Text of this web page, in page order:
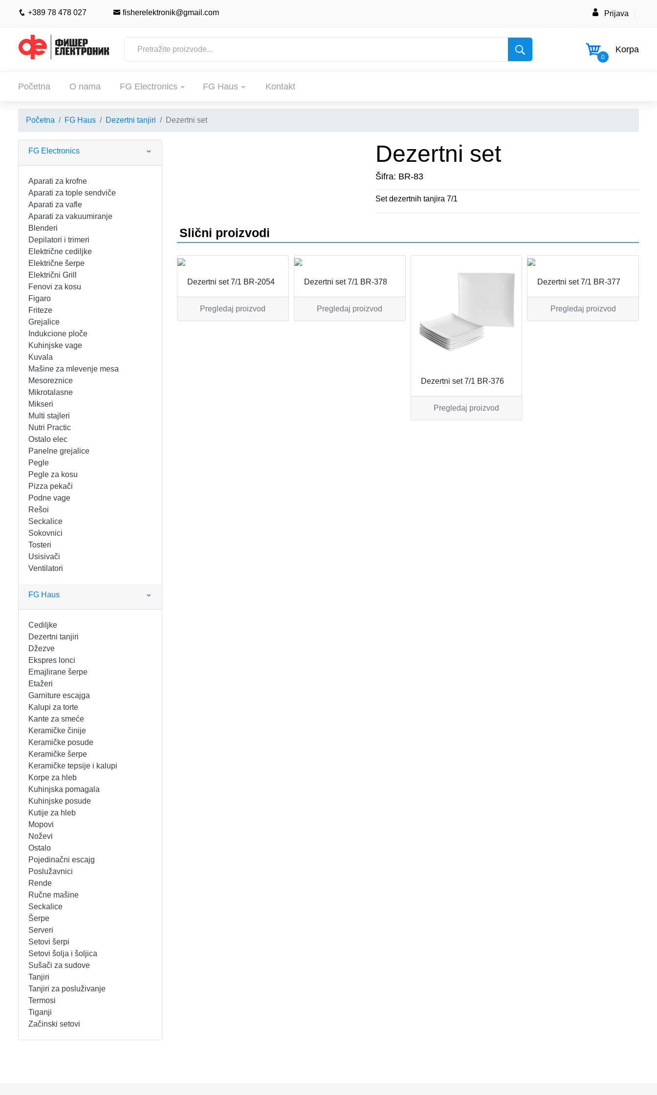
+389 78 478 027 fisherelektronik@gmail.com Prijava
0
Korpa
Početna O nama FG Electronics FG Haus Kontakt
POČETNA
APARATI ZA KROFNE
APARATI ZA TOPLE SENDVIČE
APARATI ZA VAFLE
APARATI ZA VAKUUMIRANJE
BLENDERI
DEPILATORI I TRIMERI
ELEKTRIČNE CEDILJKE
ELEKTRIČNE ŠERPE
ELEKTRIČNI GRILL
FENOVI ZA KOSU
FIGARO
FRITEZE
GREJALICE
INDUKCIONE PLOČE
KUHINJSKE VAGE
KUVALA
MAŠINE ZA MLEVENJE MESA
MIKROTALASNE
MIKSERI
MULTI STAJLERI
NUTRI PRACTIC
OSTALO ELEC
PANELNE GREJALICE
PEGLE
PEGLE ZA KOSU
PIZZA PEKAČI
PODNE VAGE
REŠOI
SECKALICE
SOKOVNICI
TOSTERI
USISIVAČI
VENTILATORI
FG HAUS
CEDILJKE
DEZERTNI TANJIRI
DŽEZVE
EKSPRES LONCI
EMAJLIRANE ŠERPE
ETAŽERI
GARNITURE ESCAJGA
KALUPI ZA TORTE
KANTE ZA SMEĆE
KERAMIČKE ČINIJE
KERAMIČKE POSUDE
KERAMIČKE ŠERPE
KERAMIČKE TEPSIJE I KALUPI
KORPE ZA HLEB
KUHINJSKA POMAGALA
KUHINJSKE POSUDE
MOPOVI
NOŽEVI
OSTALO
POJEDINAČNI ESCAJG
POSLUŽAVNICI
RENDE
RUČNE MAŠINE
SECKALICE
ŠERPE
SERVERI
SETOVI ŠERPI
SETOVI ŠOLJA I ŠOLJICA
SUŠAČI ZA SUDOVE
TANJIRI
TANJIRI ZA POSLUŽIVANJE
TERMOSI
TIGANJI
KONTAKT
+389 78 478 027
Početna FG Haus Dezertni tanjiri Dezertni set
FG Electronics
Aparati za krofne
Aparati za tople sendviče
Aparati za vafle
Aparati za vakuumiranje
Blenderi
Depilatori i trimeri
Električne cediljke
Električne šerpe
Električni Grill
Fenovi za kosu
Figaro
Friteze
Grejalice
Indukcione ploče
Kuhinjske vage
Kuvala
Mašine za mlevenje mesa
Mesoreznice
Mikrotalasne
Mikseri
Multi stajleri
Nutri Practic
Ostalo elec
Panelne grejalice
Pegle
Pegle za kosu
Pizza pekači
Podne vage
Rešoi
Seckalice
Sokovnici
Tosteri
Usisivači
Ventilatori
FG Haus
Cediljke
Dezertni tanjiri
Džezve
Ekspres lonci
Emajlirane šerpe
Etažeri
Garniture escajga
Kalupi za torte
Kante za smeće
Keramičke činije
Keramičke posude
Keramičke šerpe
Keramičke tepsije i kalupi
Korpe za hleb
Kuhinjska pomagala
Kuhinjske posude
Kutije za hleb
Mopovi
Noževi
Ostalo
Pojedinačni escajg
Poslužavnici
Rende
Ručne mašine
Seckalice
Šerpe
Serveri
Setovi šerpi
Setovi šolja i šoljica
Sušači za sudove
Tanjiri
Tanjiri za posluživanje
Termosi
Tiganji
Začinski setovi
Dezertni set
Šifra: BR-83
Set dezertnih tanjira 7/1
Slični proizvodi
Dezertni set 7/1 BR-2054
Pregledaj proizvod
Dezertni set 7/1 BR-378
Pregledaj proizvod
Dezertni set 7/1 BR-376
Pregledaj proizvod
Dezertni set 7/1 BR-377
Pregledaj proizvod